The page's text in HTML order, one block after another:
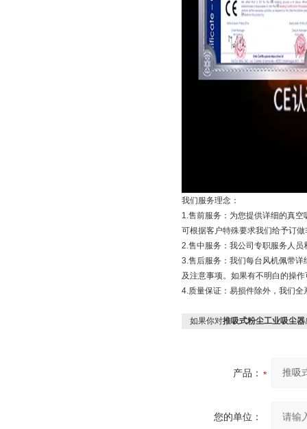
我们服务理念：
1.售前服务：为您提供详细的真
可根据客户特殊要求我们给予订
2.售中服务：我公司专职服务人
3.售后服务：我们每台风机佩带
及注意事项。如果有不明白的操
4.质量保证：易损件除外，我们
如果你对推吸式粉尘工业吸尘器
产品：
您的单位：